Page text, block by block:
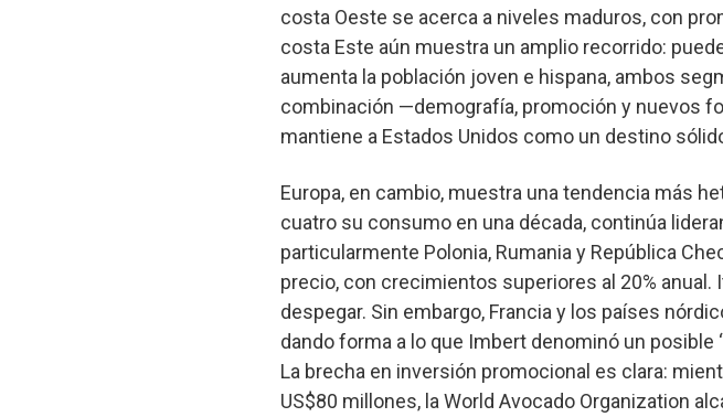
costa Oeste se acerca a niveles maduros, con
costa Este aún muestra un amplio recorrido:
aumenta la población joven e hispana, ambos
combinación —demografía, promoción y nuevos
mantiene a Estados Unidos como un destino
Europa, en cambio, muestra una tendencia más
cuatro su consumo en una década, continúa
particularmente Polonia, Rumania y República
precio, con crecimientos superiores al 20%
despegar. Sin embargo, Francia y los países
dando forma a lo que Imbert denominó un
La brecha en inversión promocional es clara:
US$80 millones, la World Avocado Organization